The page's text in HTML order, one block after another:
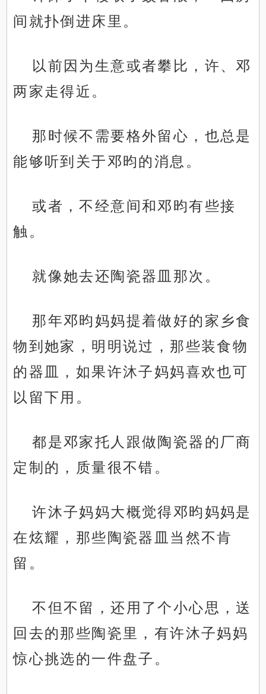
间就扑倒进床里。
以前因为生意或者攀比，许、邓
两家走得近。
那时候不需要格外留心，也总是
能够听到关于邓昀的消息。
或者，不经意间和邓昀有些接
触。
就像她去还陶瓷器皿那次。
那年邓昀妈妈提着做好的家乡食
物到她家，明明说过，那些装食物
的器皿，如果许沐子妈妈喜欢也可
以留下用。
都是邓家托人跟做陶瓷器的厂商
定制的，质量很不错。
许沐子妈妈大概觉得邓昀妈妈是
在炫耀，那些陶瓷器皿当然不肯
留。
不但不留，还用了个小心思，送
回去的那些陶瓷里，有许沐子妈妈
惊心挑选的一件盘子。